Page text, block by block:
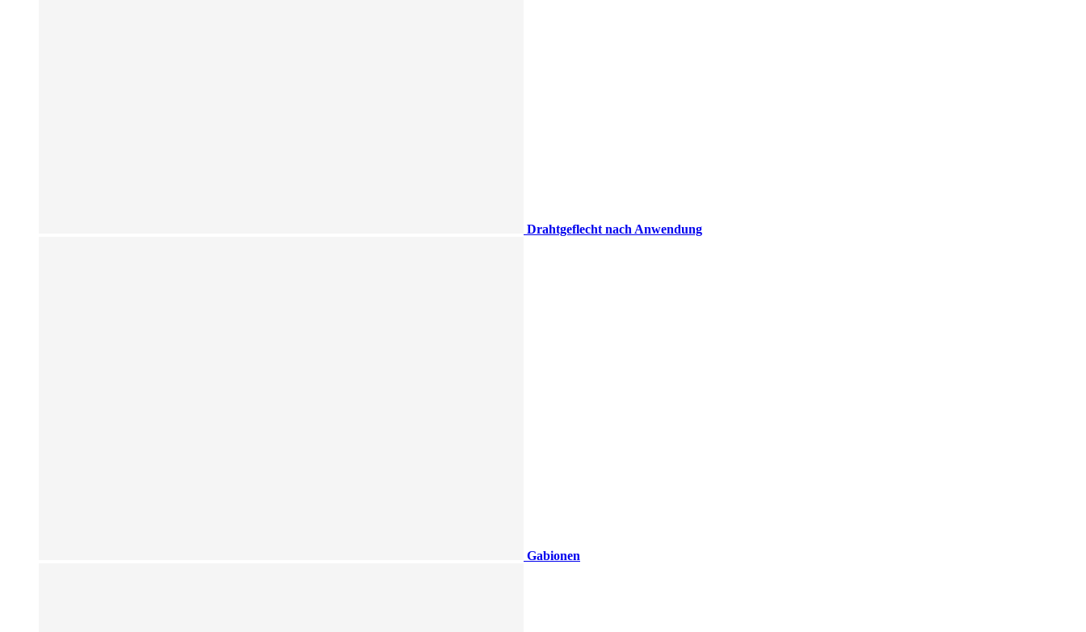
Drahtgeflecht nach Anwendung
Gabionen